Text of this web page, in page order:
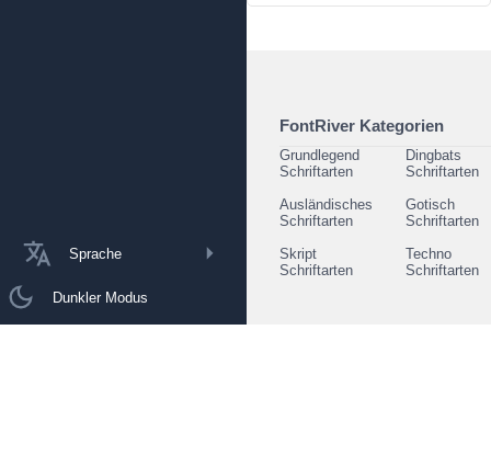
Sprache
Dunkler Modus
FontRiver Kategorien
Grundlegend
Schriftarten
Dingbats
Schriftarten
Ausländisches
Schriftarten
Gotisch
Schriftarten
Skript
Schriftarten
Techno
Schriftarten